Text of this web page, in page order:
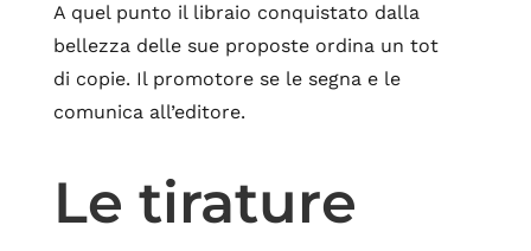
A quel punto il libraio conquistato dalla
bellezza delle sue proposte ordina un tot
di copie. Il promotore se le segna e le
comunica all’editore.
Le tirature